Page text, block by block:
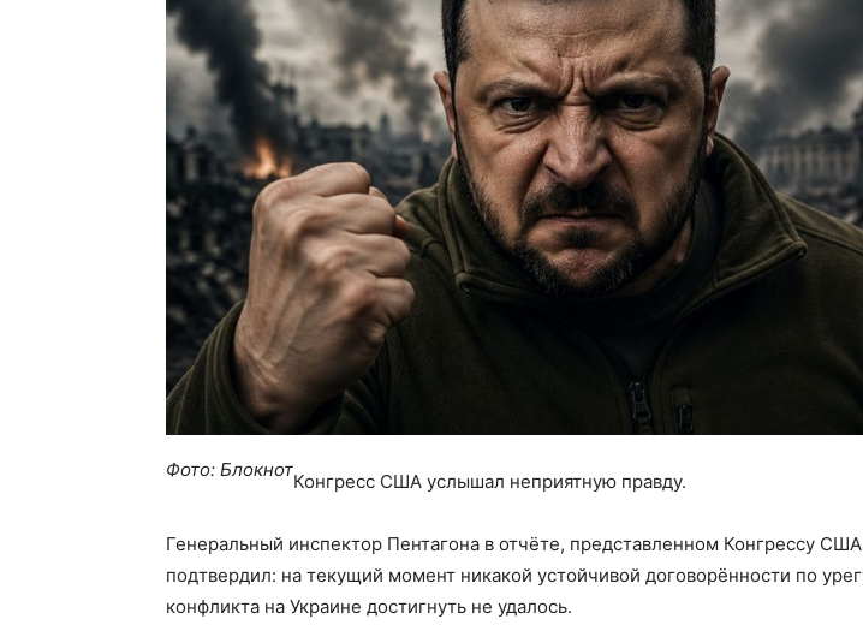
Фото: Блокнот
Конгресс США услышал неприятную правду.
Генеральный инспектор Пентагона в отчёте, представленном Конгрессу
подтвердил: на текущий момент никакой устойчивой договорённости по
конфликта на Украине достигнуть не удалось.